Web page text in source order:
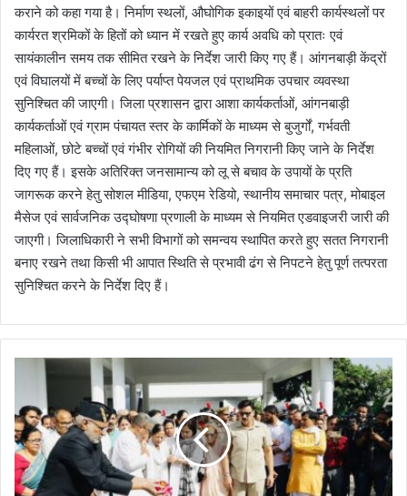
कराने को कहा गया है। निर्माण स्थलों, औघोगिक इकाइयों एवं बाहरी कार्यस्थलों पर
कार्यरत श्रमिकों के हितों को ध्यान में रखते हुए कार्य अवधि को प्रातः एवं
सायंकालीन समय तक सीमित रखने के निर्देश जारी किए गए हैं। आंगनबाड़ी केंद्रों
एवं विघालयों में बच्चों के लिए पर्याप्त पेयजल एवं प्राथमिक उपचार व्यवस्था
सुनिश्चित की जाएगी। जिला प्रशासन द्वारा आशा कार्यकर्ताओं, आंगनबाड़ी
कार्यकर्ताओं एवं ग्राम पंचायत स्तर के कार्मिकों के माध्यम से बुजुर्गों, गर्भवती
महिलाओं, छोटे बच्चों एवं गंभीर रोगियों की नियमित निगरानी किए जाने के निर्देश
दिए गए हैं। इसके अतिरिक्त जनसामान्य को लू से बचाव के उपायों के प्रति
जागरूक करने हेतु सोशल मीडिया, एफएम रेडियो, स्थानीय समाचार पत्र, मोबाइल
मैसेज एवं सार्वजनिक उद्घोषणा प्रणाली के माध्यम से नियमित एडवाइजरी जारी की
जाएगी। जिलाधिकारी ने सभी विभागों को समन्वय स्थापित करते हुए सतत निगरानी
बनाए रखने तथा किसी भी आपात स्थिति से प्रभावी ढंग से निपटने हेतु पूर्ण तत्परता
सुनिश्चित करने के निर्देश दिए हैं।
रा
ष्ट्र
प
ति
ने